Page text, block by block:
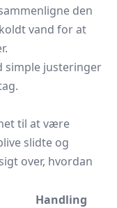
den
vand for at
simple justeringer
til at være
slidte og
over, hvordan
Handling